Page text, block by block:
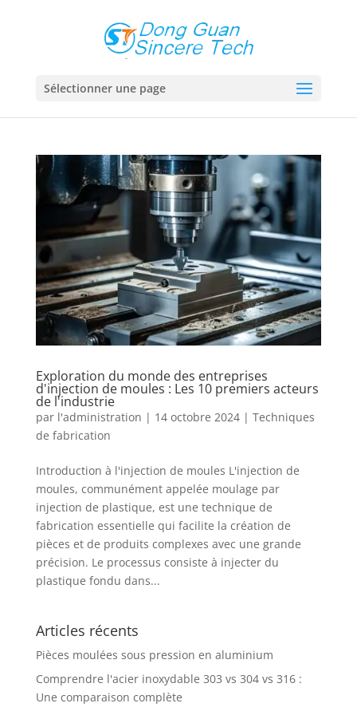
Sélectionner une page
Exploration du monde des entreprises
d'injection de moules : Les 10 premiers acteurs
de l'industrie
par l'administration | 14 octobre 2024| Techniques
de fabrication
Introduction à l'injection de moules L'injection de
moules, communément appelée moulage par
injection de plastique, est une technique de
fabrication essentielle qui facilite la création de
pièces et de produits complexes avec une grande
précision. Le processus consiste à injecter du
plastique fondu dans...
Articles récents
Pièces moulées sous pression en aluminium
Comprendre l'acier inoxydable 303 vs 304 vs 316 :
Une comparaison complète